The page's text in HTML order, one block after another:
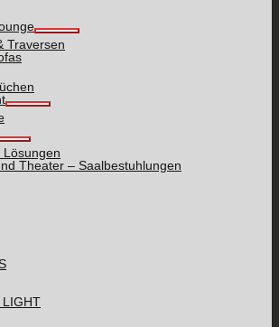
Traversen
Lösungen
Theater – Saalbestuhlungen
LIGHT